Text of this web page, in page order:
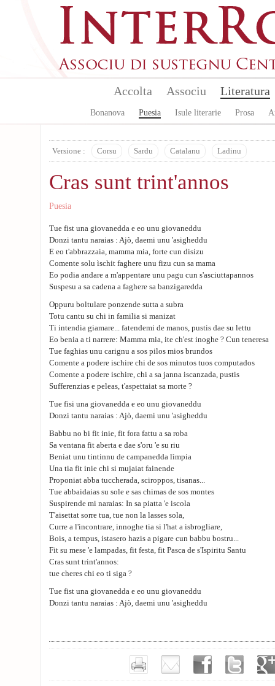
Accolta Associu Literatura
Bonanova Puesia Isule literarie Prosa
Versione : Corsu Sardu Catalanu Ladinu
Cras sunt trint'annos
Puesia
Tue fist una giovanedda e eo unu giovaneddu
Donzi tantu naraias : Ajò, daemi unu 'asigheddu
E eo t'abbrazzaia, mamma mia, forte cun disizu
Comente solu ìschit faghere unu fizu cun sa mama
Eo podia andare a m'appentare unu pagu cun s'asciuttapannos
Suspesu a sa cadena a faghere sa banzigaredda
Oppuru boltulare ponzende sutta a subra
Totu cantu su chi in familia si manizat
Ti intendia giamare... fatendemi de manos, pustis dae su lettu
Eo benia a ti narrere: Mamma mia, ite ch'est inoghe ? Cun teneresa
Tue faghias unu carignu a sos pilos mios brundos
Comente a podere ischire chi de sos minutos tuos computados
Comente a podere ischire, chi a sa janna iscanzada, pustis
Sufferenzias e peleas, t'aspettaiat sa morte ?
Tue fisi una giovanedda e eo unu giovaneddu
Donzi tantu naraias : Ajò, daemi unu 'asigheddu
Babbu no bi fit inie, fit fora fattu a sa roba
Sa ventana fit aberta e dae s'oru 'e su riu
Beniat unu tintinnu de campanedda lìmpia
Una tia fit inie chi si mujaiat fainende
Proponiat abba tuccherada, sciroppos, tisanas...
Tue abbaidaias su sole e sas chimas de sos montes
Suspirende mi naraias: In sa piatta 'e iscola
T'aisettat sorre tua, tue non la lasses sola,
Curre a l'incontrare, innoghe tia si l'hat a isbrogliare,
Bois, a tempus, istasero hazis a pigare cun babbu bostru...
Fit su mese 'e lampadas, fit festa, fit Pasca de s'Ispiritu Santu
Cras sunt trint'annos:
tue cheres chi eo ti siga ?
Tue fist una giovanedda e eo unu giovaneddu
Donzi tantu naraias : Ajò, daemi unu 'asigheddu